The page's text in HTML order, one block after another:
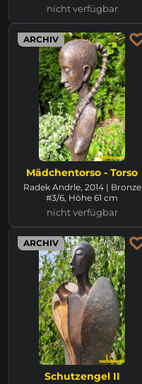
nicht verfügbar
ARCHIV
Mädchentorso - Torso
Radek Andrle, 2014 | Bronze
#3/6, Höhe 61 cm
nicht verfügbar
ARCHIV
Schutzengel II